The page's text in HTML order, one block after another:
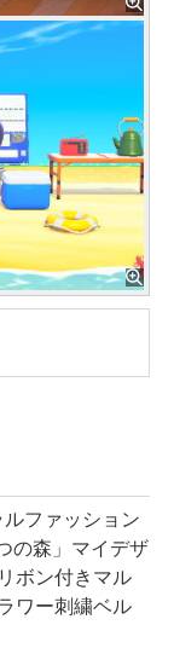
ファッション
の森」マイデザ
ボン付きマル
ワー刺繍ベル